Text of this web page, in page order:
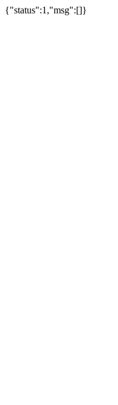
{"status":1,"msg":[]}